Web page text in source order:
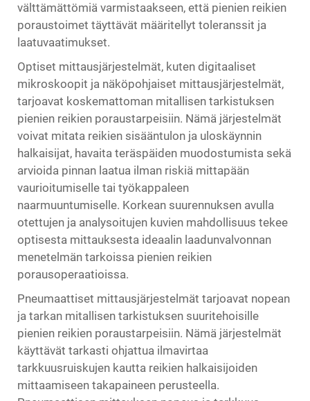
välttämättömiä varmistaakseen, että pienien reikien
poraustoimet täyttävät määritellyt toleranssit ja
laatuvaatimukset.
Optiset mittausjärjestelmät, kuten digitaaliset
mikroskoopit ja näköpohjaiset mittausjärjestelmät,
tarjoavat koskemattoman mitallisen tarkistuksen
pienien reikien poraustarpeisiin. Nämä järjestelmät
voivat mitata reikien sisääntulon ja uloskäynnin
halkaisijat, havaita teräspäiden muodostumista sekä
arvioida pinnan laatua ilman riskiä mittapään
vaurioitumiselle tai työkappaleen
naarmuuntumiselle. Korkean suurennuksen avulla
otettujen ja analysoitujen kuvien mahdollisuus tekee
optisesta mittauksesta ideaalin laadunvalvonnan
menetelmän tarkoissa pienien reikien
porausoperaatioissa.
Pneumaattiset mittausjärjestelmät tarjoavat nopean
ja tarkan mitallisen tarkistuksen suuritehoisille
pienien reikien poraustarpeisiin. Nämä järjestelmät
käyttävät tarkasti ohjattua ilmavirtaa
tarkkuusruiskujen kautta reikien halkaisijoiden
mittaamiseen takapaineen perusteella.